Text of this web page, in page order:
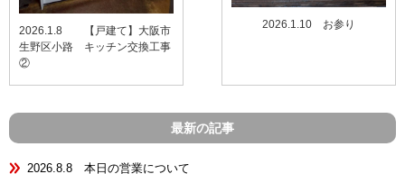
2026.1.8 【戸建て】大阪市
生野区小路 キッチン交換工事
②
2026.1.10 お参り
最新の記事
2026.8.8 本日の営業について